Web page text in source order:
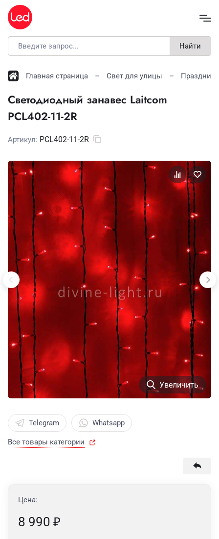
Найти
Главная страница Свет для улицы
Светодиодный занавес Laitcom
PCL402-11-2R
Артикул: PCL402-11-2R
Увеличить
Telegram Whatsapp
Все товары категории
Цена:
8 990 ₽